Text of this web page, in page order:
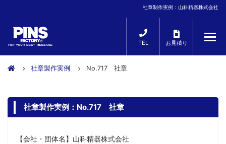
社章制作実例：山科精器株式会社
TEL お見積り
社章製作実例 No.717 社章
社章製作実例：No.717 社章
【会社・団体名】山科精器株式会社